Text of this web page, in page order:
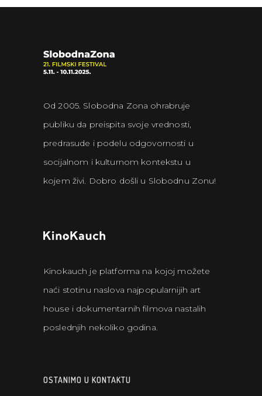
Od 2005. Slobodna Zona ohrabruje
publiku da preispita svoje vrednosti,
predrasude i podelu odgovornosti u
socijalnom i kulturnom kontekstu u
kojem živi. Dobro došli u Slobodnu Zonu!
Kinokauch je platforma na kojoj možete
naći stotinu naslova najpopularnijih art
house i dokumentarnih filmova nastalih
poslednjih nekoliko godina.
OSTANIMO U KONTAKTU